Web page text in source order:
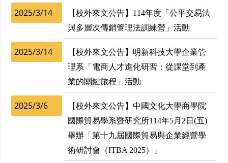
2025/3/14
【校外來文公告】114年度「公平交易法
與多層次傳銷管理法訓練營」活動
2025/3/14
【校外來文公告】明新科技大學企業管
理系「電商人才進化研習：從課堂到產
業的關鍵旅程」活動
2025/3/6
【校外來文公告】中國文化大學商學院
國際貿易學系暨研究所114年5月2日(五)
舉辦「第十九屆國際貿易與企業經營學
術研討會（ITBA 2025）」